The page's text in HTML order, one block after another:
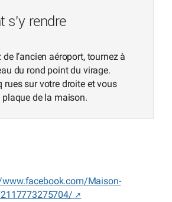
s’y rendre
l’ancien aéroport, tournez à
du rond point du virage.
rues sur votre droite et vous
plaque de la maison.
Maison-